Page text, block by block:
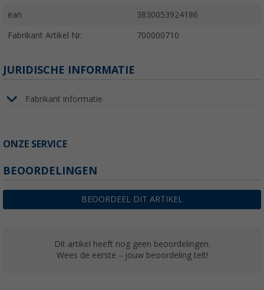
ean 3830053924186
Fabrikant Artikel Nr. 700000710
JURIDISCHE INFORMATIE
Fabrikant informatie
ONZE SERVICE
BEOORDELINGEN
BEOORDEEL DIT ARTIKEL
Dit artikel heeft nog geen beoordelingen.
Wees de eerste – jouw beoordeling telt!